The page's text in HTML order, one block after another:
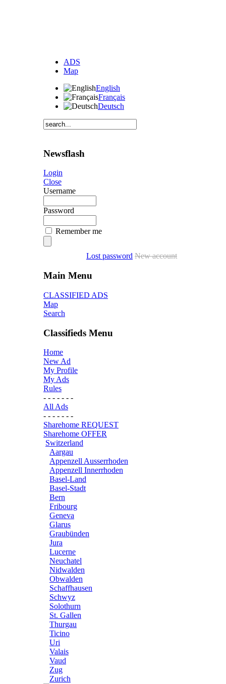
ADS
Map
English
Français
Deutsch
Newsflash
Login
Close
Username
Password
Remember me
Lost password New account
Main Menu
CLASSIFIED ADS
Map
Search
Classifieds Menu
Home
New Ad
My Profile
My Ads
Rules
- - - - - - -
All Ads
- - - - - - -
Sharehome REQUEST
Sharehome OFFER
Switzerland
Aargau
Appenzell Ausserrhoden
Appenzell Innerrhoden
Basel-Land
Basel-Stadt
Bern
Fribourg
Geneva
Glarus
Graubünden
Jura
Lucerne
Neuchatel
Nidwalden
Obwalden
Schaffhausen
Schwyz
Solothurn
St. Gallen
Thurgau
Ticino
Uri
Valais
Vaud
Zug
Zurich